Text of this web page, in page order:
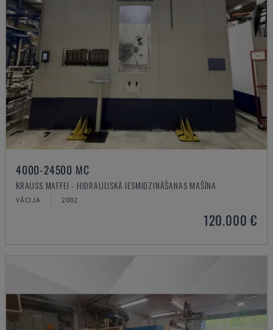
4000-24500 MC
KRAUSS MAFFEI - HIDRAULISKĀ IESMIDZINĀŠANAS MAŠĪNA
VĀCIJA 2002
120.000 €